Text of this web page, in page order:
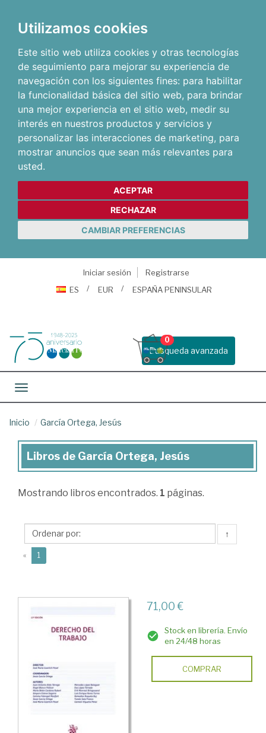
Utilizamos cookies
Este sitio web utiliza cookies y otras tecnologías
de seguimiento para mejorar su experiencia de
navegación con los siguientes fines: para habilitar
la funcionalidad básica del sitio web, para brindar
una mejor experiencia en el sitio web, medir su
interés en nuestros productos y servicios y
personalizar las interacciones de marketing, para
mostrar anuncios que sean más relevantes para
usted.
ACEPTAR
RECHAZAR
CAMBIAR PREFERENCIAS
Iniciar sesión
Registrarse
ES
EUR ESPAÑA PENINSULAR
Busqueda avanzada
0
Toggle navigation
Inicio García Ortega, Jesús
Libros
García
Jesús
Libros de García Ortega, Jesús
Mostrando libros encontrados. 1 páginas.
↑
« 1
71,00 €
Stock en librería. Envío
en 24/48 horas
COMPRAR